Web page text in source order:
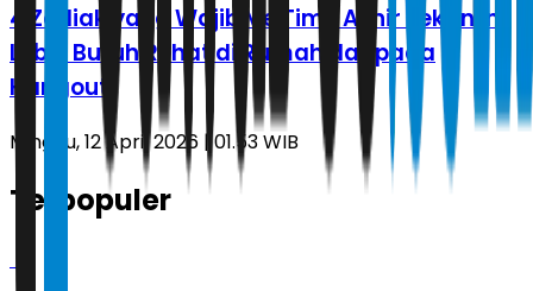
4 Zodiak yang Wajib Me Time Akhir Pekan Ini,
Lebih Butuh Rehat di Rumah daripada
Hangout
Minggu, 12 April 2026 | 01.53 WIB
Terpopuler